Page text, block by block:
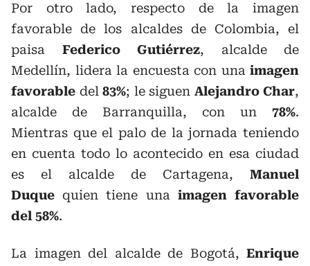
Por otro lado, respecto de la imagen
favorable de los alcaldes de Colombia, el
paisa Federico Gutiérrez, alcalde de
Medellín, lidera la encuesta con una imagen
favorable del 83%; le siguen Alejandro Char,
alcalde de Barranquilla, con un 78%.
Mientras que el palo de la jornada teniendo
en cuenta todo lo acontecido en esa ciudad
es el alcalde de Cartagena, Manuel
Duque quien tiene una imagen favorable
del 58%.
La imagen del alcalde de Bogotá, Enrique